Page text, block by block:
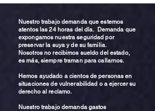
Nuestro trabajo demanda que estemos
atentos las 24 horas del día. Demanda que
expongamos nuestra seguridad por
preservar la suya y de su familia.
Nosotros no recibimos sueldo del estado,
es más, siempre traman para callarnos.
Hemos ayudado a cientos de personas en
situaciones de vulnerabilidad o a ejercer su
derecho al reclamo.
Nuestro trabajo demanda gastos